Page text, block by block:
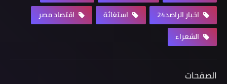
اخبار الراصد24
استغاثة
اقتصاد مصر
الشعراء
الصفحات